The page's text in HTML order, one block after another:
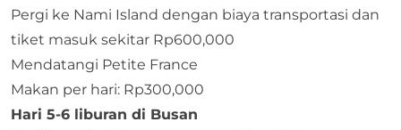
Pergi ke Nami Island dengan biaya transportasi dan
tiket masuk sekitar Rp600,000
Mendatangi Petite France
Makan per hari: Rp300,000
Hari 5-6 liburan di Busan